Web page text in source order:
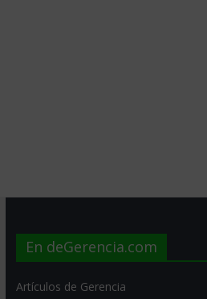
En deGerencia.com
Artículos de Gerencia